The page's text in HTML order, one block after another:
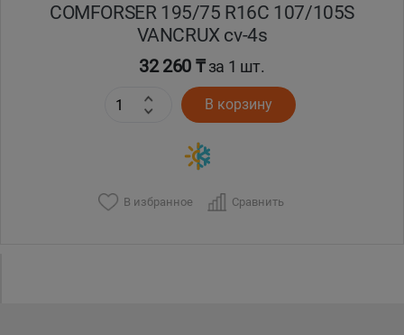
COMFORSER 195/75 R16C 107/105S
VANCRUX cv-4s
32 260 ₸за 1 шт.
В корзину
В избранное Сравнить